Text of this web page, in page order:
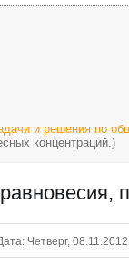
и решения по
концентраций.)
Четверг,